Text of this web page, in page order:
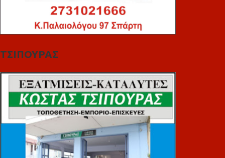
ΤΣΙΠΟΥΡΑΣ